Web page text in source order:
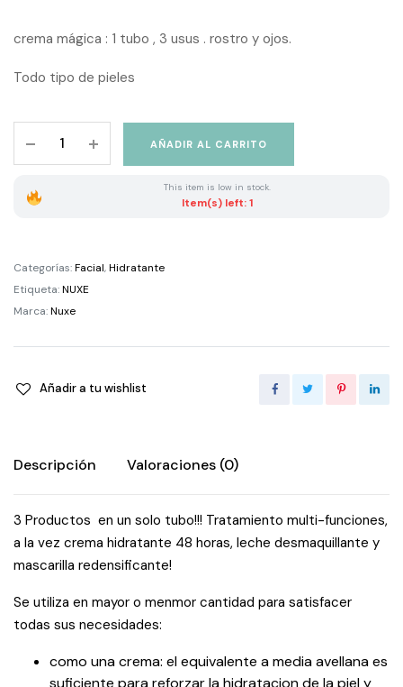
precio
original
era:
26.90€.
precio
es:
21.52€.
crema mágica : 1 tubo , 3 usus . rostro y ojos.
Todo tipo de pieles
creme
en
1
quantity
AÑADIR AL CARRITO
This item is low in stock.
Item(s) left: 1
Categorías:Facial,Hidratante
Etiqueta:NUXE
Marca:Nuxe
Añadir a tu wishlist
Descripción Valoraciones (0)
3 Productos en un solo tubo!!! Tratamiento multi-funciones,
a la vez crema hidratante 48 horas, leche desmaquillante y
mascarilla redensificante!
Se utiliza en mayor o menmor cantidad para satisfacer
todas sus necesidades:
como una crema: el equivalente a media avellana es
suficiente para reforzar la hidratacion de la piel y